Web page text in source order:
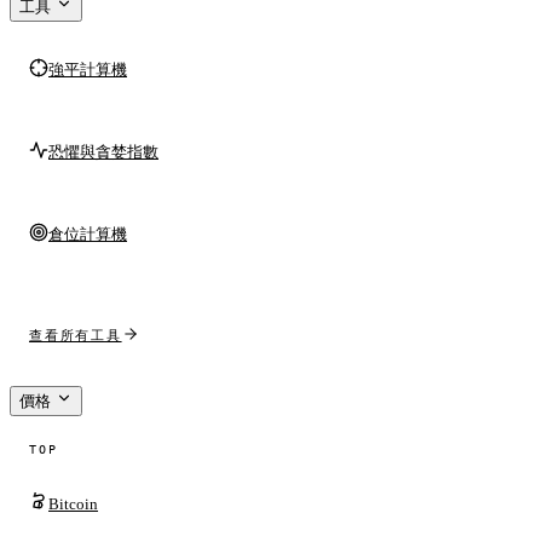
工具
強平計算機
恐懼與貪婪指數
倉位計算機
查看所有工具
價格
TOP
Bitcoin